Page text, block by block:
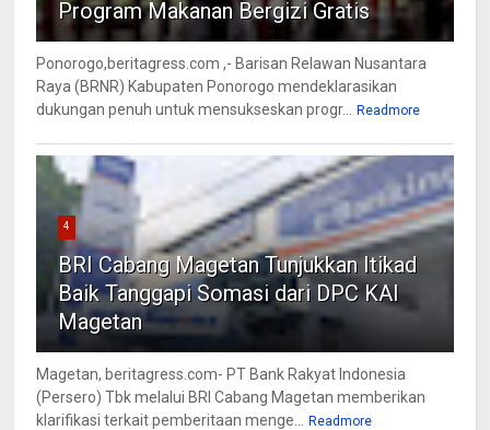
Program Makanan Bergizi Gratis
Ponorogo,beritagress.com ,- Barisan Relawan Nusantara
Raya (BRNR) Kabupaten Ponorogo mendeklarasikan
dukungan penuh untuk mensukseskan progr...
Readmore
4
BRI Cabang Magetan Tunjukkan Itikad
Baik Tanggapi Somasi dari DPC KAI
Magetan
Magetan, beritagress.com- PT Bank Rakyat Indonesia
(Persero) Tbk melalui BRI Cabang Magetan memberikan
klarifikasi terkait pemberitaan menge...
Readmore